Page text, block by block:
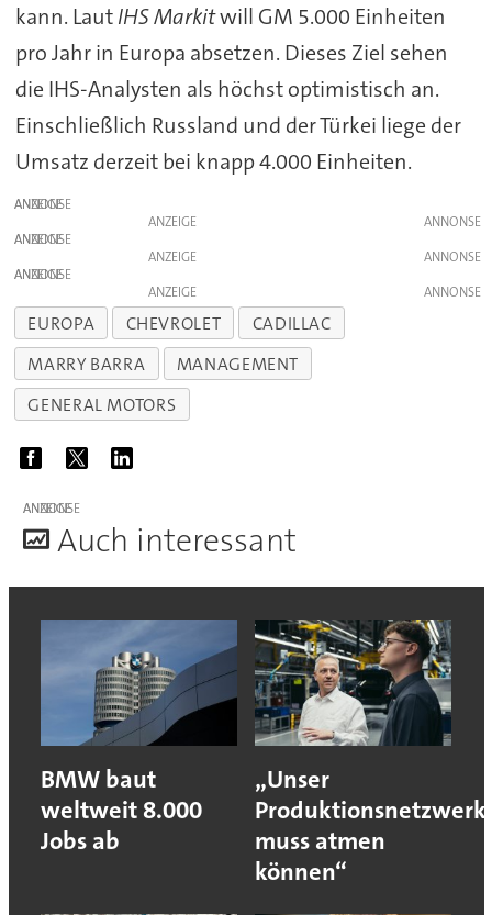
kann. LautIHS Markitwill GM 5.000 Einheiten
pro Jahr in Europa absetzen. Dieses Ziel sehen
die IHS-Analysten als höchst optimistisch an.
Einschließlich Russland und der Türkei liege der
Umsatz derzeit bei knapp 4.000 Einheiten.
ANZEIGE
ANZEIGE
ANZEIGE
ANZEIGE
ANZEIGE
ANZEIGE
EUROPA CHEVROLET
CADILLAC
MARRY BARRA
MANAGEMENT
GENERAL MOTORS
ANZEIGE
Auch interessant
BMW baut
weltweit 8.000
Jobs ab
„Unser
Produktionsnetzwerk
muss atmen
können“